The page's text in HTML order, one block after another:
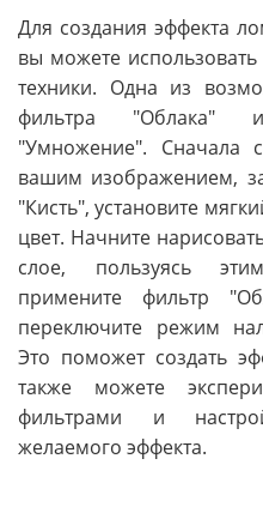
Для создания эффекта
вы можете
техники. Одна из
фильтра "Облака"
"Умножение". Сначала
вашим изображением,
"Кисть", установите
цвет. Начните
слое, пользуясь
примените фильтр
переключите режим
Это поможет создать
также можете
фильтрами и
желаемого эффекта.